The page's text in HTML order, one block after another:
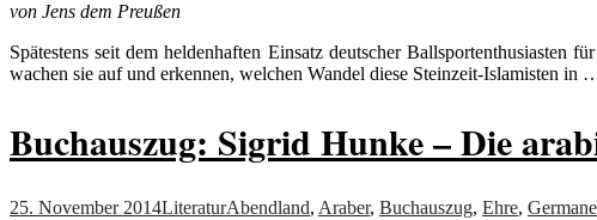
von Jens dem Preußen
Spätestens seit dem heldenhaften Einsatz deutscher
wachen sie auf und erkennen, welchen Wandel diese Steinzeit-Islamisten in
Buchauszug: Sigrid Hunke – Die
25. November 2014LiteraturAbendland, Araber, Buchauszug, Ehre,